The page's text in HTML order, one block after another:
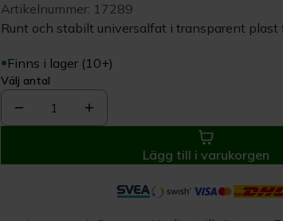
Artikelnummer: 17289
Runt och stabilt universalfat i transparent plast
Finns i lager (10+)
Välj antal
1
Lägg till i varukorgen